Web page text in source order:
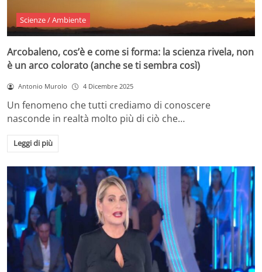
Scienze / Ambiente
Arcobaleno, cos’è e come si forma: la scienza rivela, non
è un arco colorato (anche se ti sembra così)
Antonio Murolo 4 Dicembre 2025
Un fenomeno che tutti crediamo di conoscere
nasconde in realtà molto più di ciò che…
Leggi di più